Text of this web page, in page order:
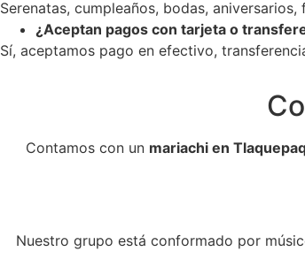
Serenatas, cumpleaños, bodas,
¿Aceptan pagos con tarjeta o
Sí, aceptamos pago en efectivo,
Contamos con un mariachi en
Nuestro grupo está conformado por